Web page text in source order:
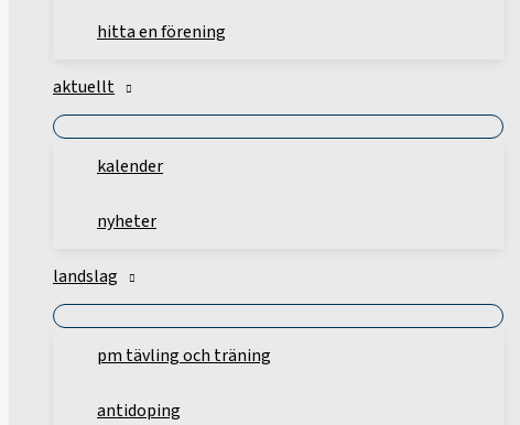
hitta en förening
aktuellt
kalender
nyheter
landslag
pm tävling och träning
antidoping